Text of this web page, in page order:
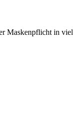
Maskenpflicht in